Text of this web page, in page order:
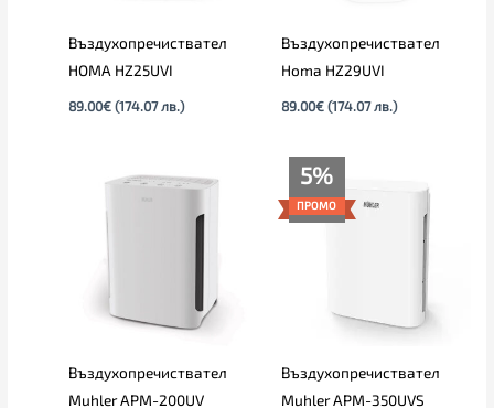
Въздухопречиствател
HOMA HZ25UVI
89.00€ (174.07 лв.)
Въздухопречиствател
Homa HZ29UVI
89.00€ (174.07 лв.)
Въздухопречиствател
Muhler APM-200UV
5%
ПРОМО
Въздухопречиствател
Muhler APM-350UVS
189.00€
е:
179.00€